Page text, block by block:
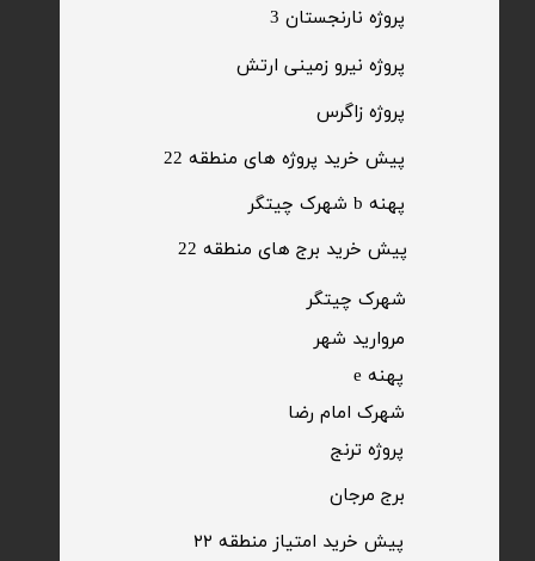
پیش خرید برج های منطقه 22
پهنه b شهرک چیتگر
پیش خرید پروژه های منطقه 22
​پروژه زاگرس
​پروژه ترنج
​پروژه نیرو زمینی ارتش
​پروژه نارنجستان 3
​شهرک چیتگر
مروارید شهر​​​​​​​
شهرک امام رضا
پهنه e
برج مرجان
پیش خرید امتیاز منطقه ۲۲​​​​​​​